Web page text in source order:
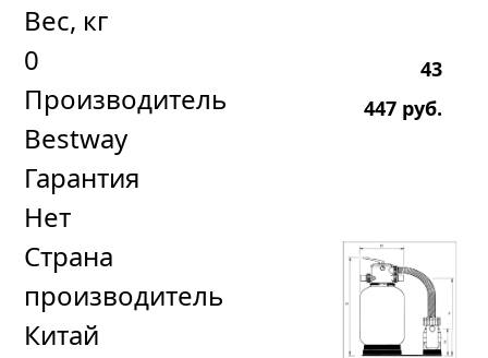
Вес, кг
0
Производитель
Bestway
Гарантия
Нет
Страна
производитель
Китай
43
447 руб.